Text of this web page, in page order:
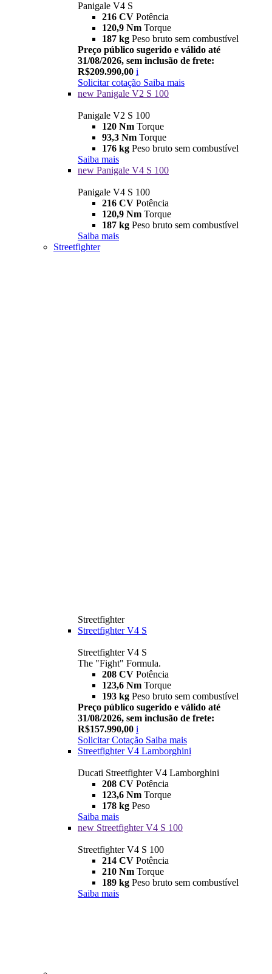
Panigale V4 S
216 CV Potência
120,9 Nm Torque
187 kg Peso bruto sem combustível
Preço público sugerido e válido até
31/08/2026, sem inclusão de frete:
R$209.990,00 i
Solicitar cotação Saiba mais
new Panigale V2 S 100
Panigale V2 S 100
120 Nm Torque
93,3 Nm Torque
176 kg Peso bruto sem combustível
Saiba mais
new Panigale V4 S 100
Panigale V4 S 100
216 CV Potência
120,9 Nm Torque
187 kg Peso bruto sem combustível
Saiba mais
Streetfighter
Streetfighter
Streetfighter V4 S
Streetfighter V4 S
The "Fight" Formula.
208 CV Potência
123,6 Nm Torque
193 kg Peso bruto sem combustível
Preço público sugerido e válido até
31/08/2026, sem inclusão de frete:
R$157.990,00 i
Solicitar Cotação Saiba mais
Streetfighter V4 Lamborghini
Ducati Streetfighter V4 Lamborghini
208 CV Potência
123,6 Nm Torque
178 kg Peso
Saiba mais
new Streetfighter V4 S 100
Streetfighter V4 S 100
214 CV Potência
210 Nm Torque
189 kg Peso bruto sem combustível
Saiba mais